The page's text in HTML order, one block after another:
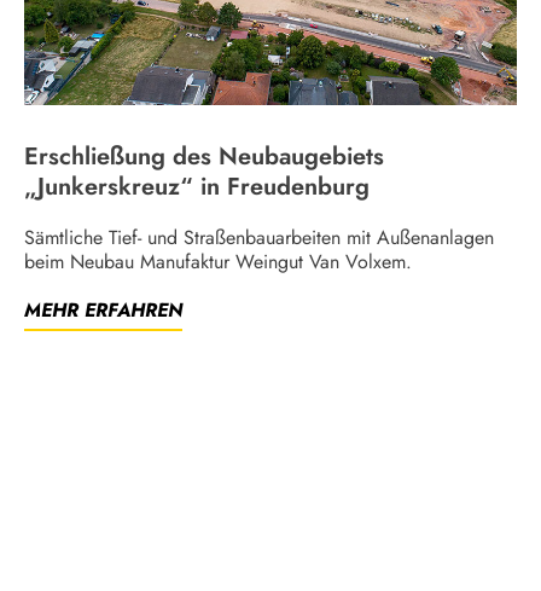
Erschließung des Neubaugebiets
„Junkerskreuz“ in Freudenburg
Sämtliche Tief- und Straßenbauarbeiten mit Außenanlagen
beim Neubau Manufaktur Weingut Van Volxem.
MEHR ERFAHREN